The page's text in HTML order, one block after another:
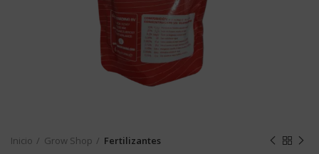
Inicio Grow Shop Fertilizantes